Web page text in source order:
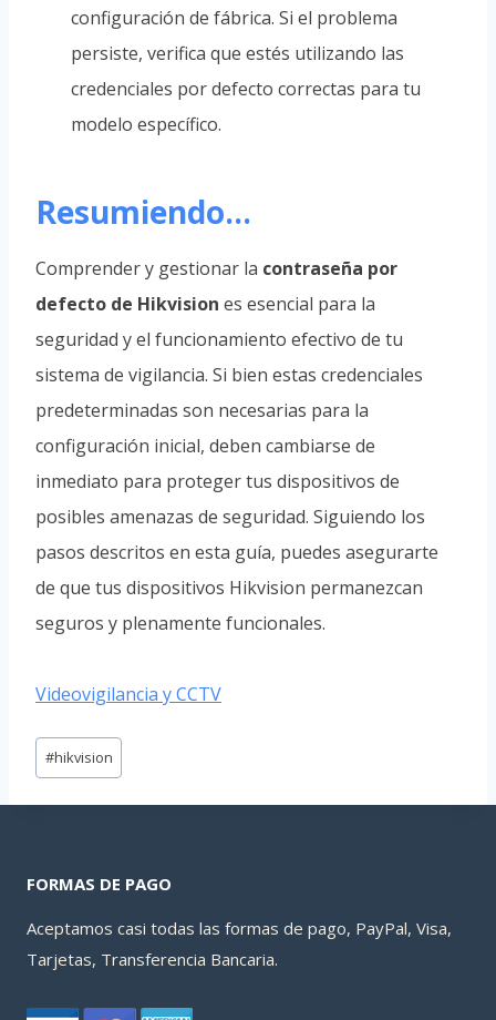
configuración de fábrica. Si el problema
persiste, verifica que estés utilizando las
credenciales por defecto correctas para tu
modelo específico.
Resumiendo…
Comprender y gestionar la contraseña por
defecto de Hikvision es esencial para la
seguridad y el funcionamiento efectivo de tu
sistema de vigilancia. Si bien estas credenciales
predeterminadas son necesarias para la
configuración inicial, deben cambiarse de
inmediato para proteger tus dispositivos de
posibles amenazas de seguridad. Siguiendo los
pasos descritos en esta guía, puedes asegurarte
de que tus dispositivos Hikvision permanezcan
seguros y plenamente funcionales.
Videovigilancia y CCTV
Etiquetas
de
#hikvision
FORMAS DE PAGO
Aceptamos casi todas las formas de pago, PayPal, Visa,
Tarjetas, Transferencia Bancaria.